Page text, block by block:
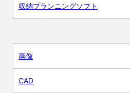
収納プランニングソフト
画像
CAD